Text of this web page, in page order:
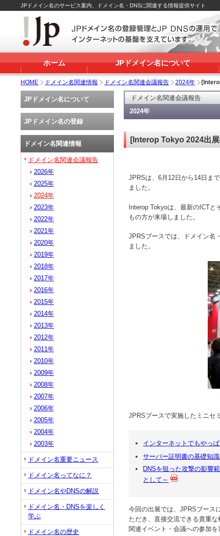
JPドメイン名のサービス案内、ドメイン名・DNSに関連する情報提供サイト
ホーム JPドメイン名について
HOME ドメイン名関連情報 ドメイン名関連会議報告 2024年
ドメイン名関連会議報告
2024年
[Interop Tokyo 2024出
JPRSは、6月12日から14日ま
ました。
Interop Tokyoは、最新のICT
もの方が来場しました。
JPRSブースでは、ドメイン名
ました。
JPRSブースで実施したミニセ
インターネットでもやっ
サーバー証明書の基礎知
DNSを狙った攻撃の影響
として～
今回の出展では、JPRSブース
ただき、直接交流できる貴重
関連イベント・会議への参加
JPドメイン名について
JPドメイン名の登録
ドメイン名関連情報
ドメイン名関連会議報告
2026年
2025年
2024年
2023年
2022年
2021年
2020年
2019年
2018年
2017年
2016年
2015年
2014年
2013年
2012年
2011年
2010年
2009年
2008年
2007年
2006年
2005年
2004年
2003年
ドメイン名重要ニュース
ドメイン名ってなに？
ドメイン名やDNSの解説
ドメイン名・DNSを楽しく
学ぶ
ドメイン名の歴史